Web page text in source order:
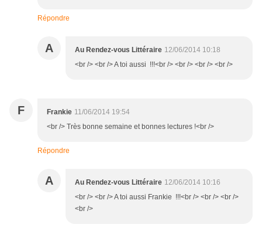
Répondre
A Au Rendez-vous Littéraire 12/06/2014 10:18
<br /> <br /> A toi aussi !!!<br /> <br /> <br /> <br />
F Frankie 11/06/2014 19:54
<br /> Très bonne semaine et bonnes lectures !<br />
Répondre
A Au Rendez-vous Littéraire 12/06/2014 10:16
<br /> <br /> A toi aussi Frankie !!!<br /> <br /> <br />
<br />